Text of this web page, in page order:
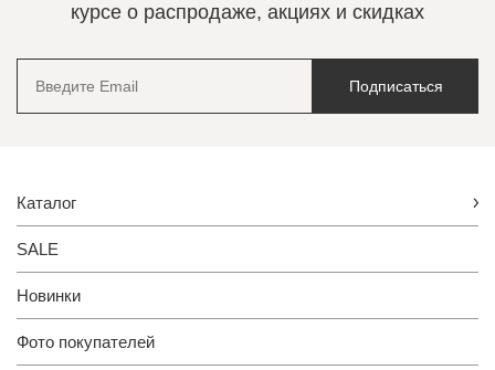
курсе о распродаже, акциях и скидках
Подписаться
Каталог
SALE
Новинки
Фото покупателей